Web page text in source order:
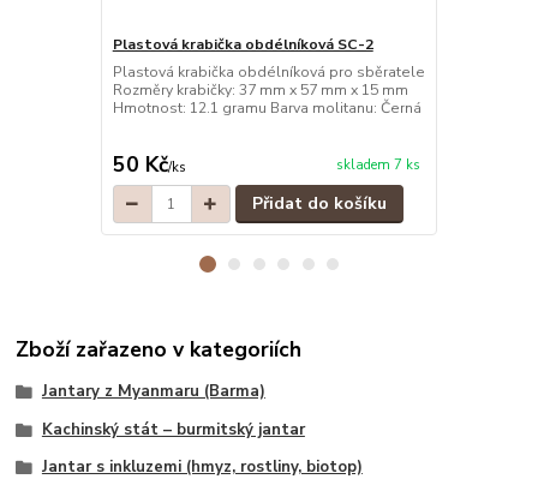
Plastová krabička obdélníková SC-2
Plastová krabička obdélníková pro sběratele
Rozměry krabičky: 37 mm x 57 mm x 15 mm
Hmotnost: 12.1 gramu Barva molitanu: Černá
50 Kč/ks skladem 7 ks
Přidat do košíku
Zboží zařazeno v kategoriích
Jantary z Myanmaru (Barma)
Kachinský stát – burmitský jantar
Jantar s inkluzemi (hmyz, rostliny, biotop)